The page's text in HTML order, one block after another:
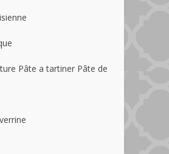
Pâte a tartiner Pâte de